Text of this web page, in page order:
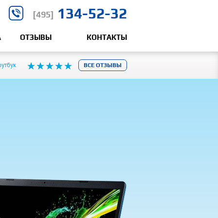
[495] 134-52-32
ОТЗЫВЫ КОНТАКТЫ
ВСЕ ОТЗЫВЫ